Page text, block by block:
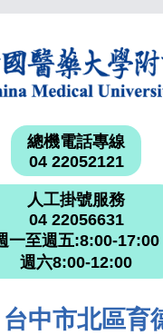
總機電話專線
04 22052121
人工掛號服務
04 22056631
一至週五:8:00-17:00
週六8:00-12:00
中市北區育